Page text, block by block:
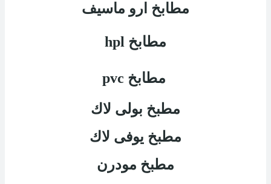
مطابخ ارو ماسيف
مطابخ hpl
مطابخ pvc
مطبخ بولى لاك
مطبخ يوفى لاك
مطبخ مودرن